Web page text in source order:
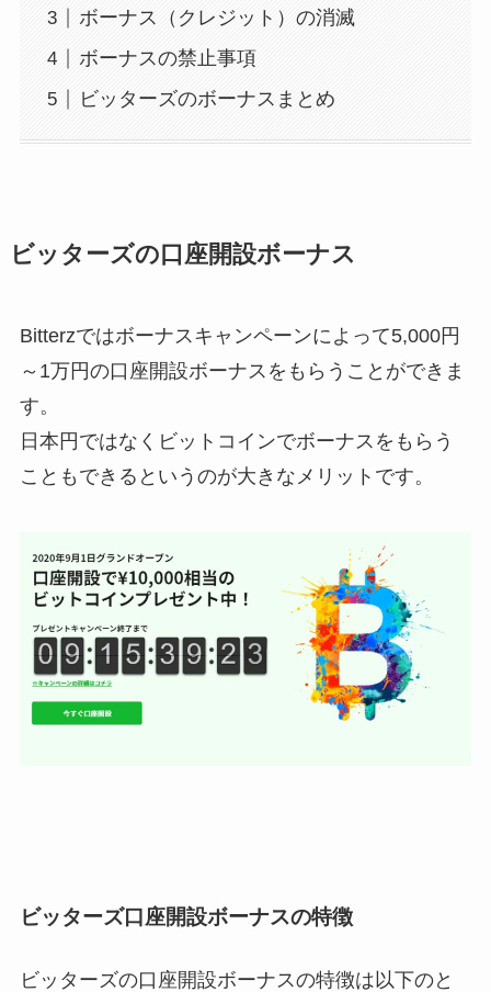
ボーナス（クレジット）の消滅
ボーナスの禁止事項
ビッターズのボーナスまとめ
ビッターズの口座開設ボーナス
Bitterzではボーナスキャンペーンによって5,000円
～1万円の口座開設ボーナスをもらうことができま
す。
日本円ではなくビットコインでボーナスをもらう
こともできる というのが大きなメリットです。
ビッターズ口座開設ボーナスの特徴
ビッターズの口座開設ボーナスの特徴は以下のと